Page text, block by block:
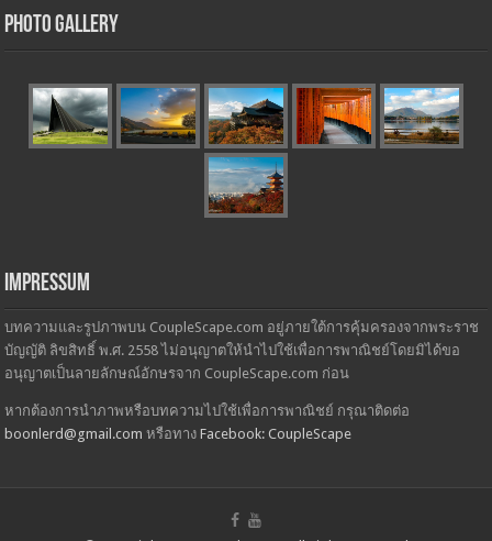
Photo Gallery
Impressum
บทความและรูปภาพบน CoupleScape.com อยู่ภายใต้การคุ้มครองจากพระราช
บัญญัติ ลิขสิทธิ์ พ.ศ. 2558 ไม่อนุญาตให้นำไปใช้เพื่อการพาณิชย์โดยมิได้ขอ
อนุญาตเป็นลายลักษณ์อักษรจาก CoupleScape.com ก่อน
หากต้องการนำภาพหรือบทความไปใช้เพื่อการพาณิชย์ กรุณาติดต่อ
boonlerd@gmail.com หรือทางFacebook: CoupleScape